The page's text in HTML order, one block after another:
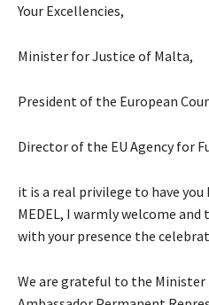
Your Excellencies,
Minister for Justice of Malta,
President of the European
Director of the EU Agency for
it is a real privilege to have
MEDEL, I warmly welcome
with your presence the
We are grateful to the